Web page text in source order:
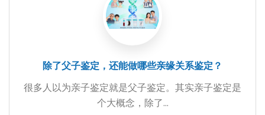
除了父子鉴定，还能做哪些亲缘关系鉴定？
很多人以为亲子鉴定就是父子鉴定。其实亲子鉴定是
个大概念，除了...